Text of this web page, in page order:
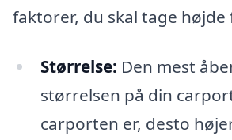
faktorer, du skal tage højde
Størrelse: Den mest
størrelsen på din
carporten er, desto